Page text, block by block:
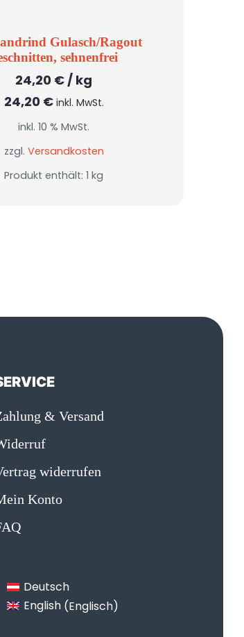
Gulasch/Ragout
sehnenfrei
24,20 € / kg
24,20 € inkl. MwSt.
inkl. 10 % MwSt.
zzgl. Versandkosten
Produkt enthält: 1kg
& Versand
widerrufen
Konto
Deutsch
English(Englisch)